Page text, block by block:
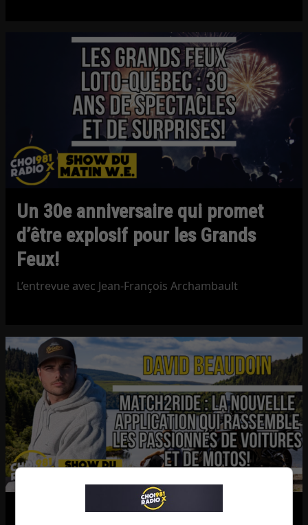
Un 30e anniversaire qui promet
d’être explosif pour les Grands
Feux!
L’entrevue avec Jean-François Archambault
Match2Ride : l’application qui